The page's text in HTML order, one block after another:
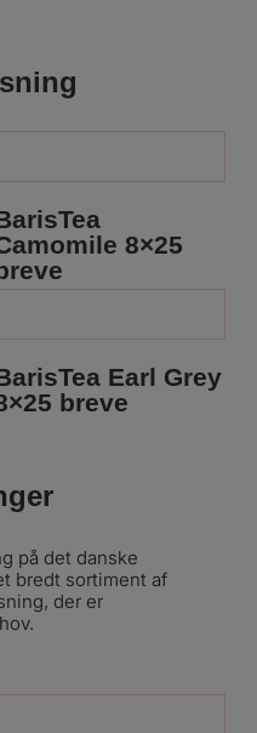
8×25
Earl Grey
breve
på det danske
bredt sortiment af
der er